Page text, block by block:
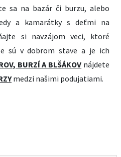
sa na bazár či burzu, alebo
a kamarátky s deťmi na
si navzájom veci, ktoré
sú v dobrom stave a je ich
BURZÍ A BLŠÁKOV nájdete
medzi našimi podujatiami.